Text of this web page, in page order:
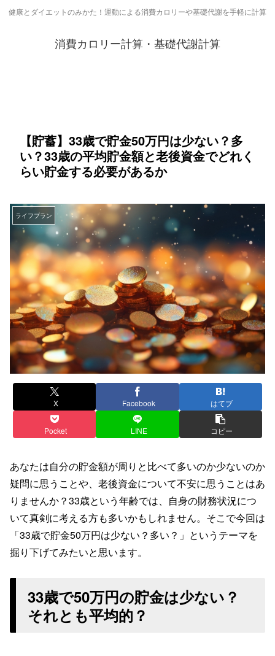
健康とダイエットのみかた！運動による消費カロリーや基礎代謝を手軽に計算
消費カロリー計算・基礎代謝計算
【貯蓄】33歳で貯金50万円は少ない？多
い？33歳の平均貯金額と老後資金でどれく
らい貯金する必要があるか
ライフプラン
X Facebook はてブ
Pocket LINE コピー
あなたは自分の貯金額が周りと比べて多いのか少ないのか
疑問に思うことや、老後資金について不安に思うことはあ
りませんか？33歳という年齢では、自身の財務状況につ
いて真剣に考える方も多いかもしれません。そこで今回は
「33歳で貯金50万円は少ない？多い？」というテーマを
掘り下げてみたいと思います。
33歳で50万円の貯金は少ない？
それとも平均的？